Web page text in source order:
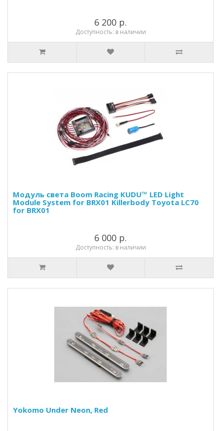
6 200 р.
Доступность: в наличии
Модуль света Boom Racing KUDU™ LED Light
Module System for BRX01 Killerbody Toyota LC70
for BRX01
6 000 р.
Доступность: в наличии
Yokomo Under Neon, Red